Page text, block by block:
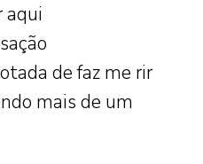
aqui
de faz me rir
mais de um